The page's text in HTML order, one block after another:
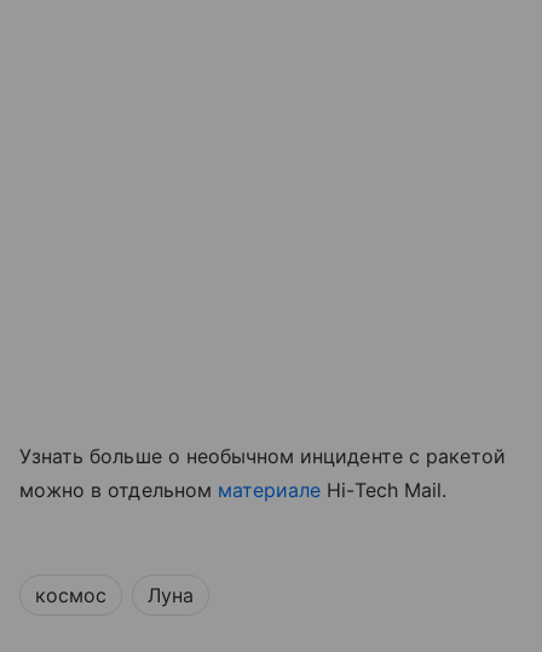
Узнать больше о необычном инциденте с ракетой
можно в отдельном материале Hi-Tech Mail.
космос Луна